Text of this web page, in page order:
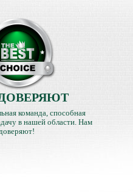
команда, способная
в нашей области. Нам